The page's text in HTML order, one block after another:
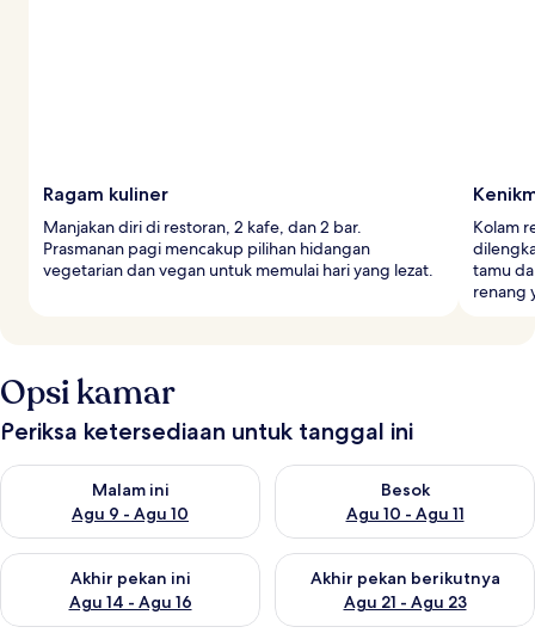
Ragam kuliner
Manjakan diri di restoran, 2 kafe, dan 2 bar.
Prasmanan pagi mencakup pilihan hidangan
vegetarian dan vegan untuk memulai hari yang lezat.
Kolam
tamu
renang
Opsi kamar
Periksa ketersediaan untuk tanggal ini
Malam ini
Agu 9 - Agu 10
Periksa ketersediaan untuk malam ini Agu 9 - Agu 10
Besok
Agu 10 - Agu 11
Periksa ketersediaan untuk
Akhir pekan ini
Agu 14 - Agu 16
Periksa ketersediaan untuk akhir pekan ini Agu 14 - Agu 16
Akhir pekan berikutnya
Agu 21 - Agu 23
Periksa ketersediaan untuk